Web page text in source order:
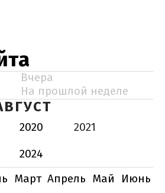
Вчера
На прошлой неделе
2020
2021
2024
Март Апрель Май
Июнь